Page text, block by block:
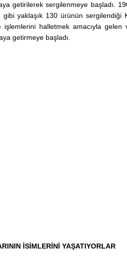
getirilerek sergilenmeye başladı.
yaklaşık 130 ürünün sergilendiği
işlemlerini halletmek amacıyla
getirmeye başladı.
İSİMLERİNİ YAŞATIYORLAR